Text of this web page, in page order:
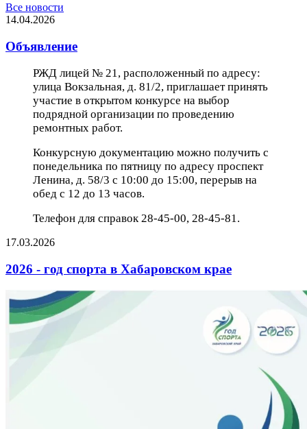
Все новости
14.04.2026
Объявление
РЖД лицей № 21, расположенный по адресу:
улица Вокзальная, д. 81/2, приглашает принять
участие в открытом конкурсе на выбор
подрядной организации по проведению
ремонтных работ.
Конкурсную документацию можно получить с
понедельника по пятницу по адресу проспект
Ленина, д. 58/3 с 10:00 до 15:00, перерыв на
обед с 12 до 13 часов.
Телефон для справок 28-45-00, 28-45-81.
17.03.2026
2026 - год спорта в Хабаровском крае